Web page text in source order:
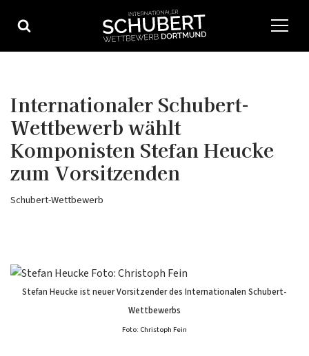
Inhalt
Internationaler Schubert-
Wettbewerb wählt
Komponisten Stefan Heucke
zum Vorsitzenden
Schubert-Wettbewerb
Stefan Heucke ist neuer Vorsitzender des Internationalen Schubert-
Wettbewerbs
Foto: Christoph Fein